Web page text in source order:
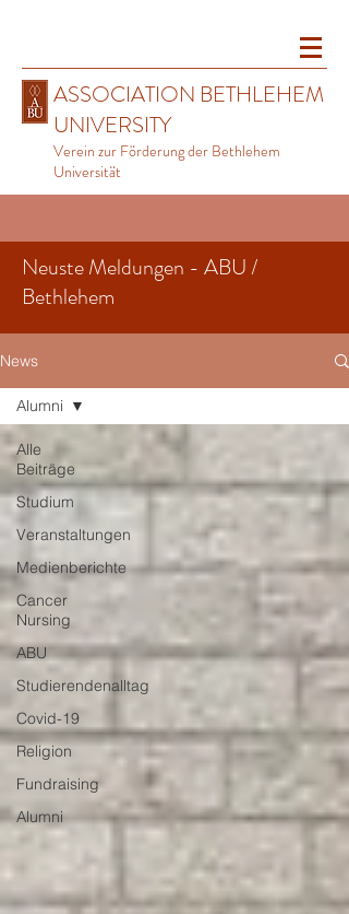
ASSOCIATION BETHLEHEM
UNIVERSITY
Verein zur Förderung der Bethlehem
Universität
Neuste Meldungen - ABU /
Bethlehem
News
Alle
Beiträge
Studium
Veranstaltungen
Medienberichte
Cancer
Nursing
ABU
Studierendenalltag
Covid-19
Religion
Fundraising
Alumni
Alumni